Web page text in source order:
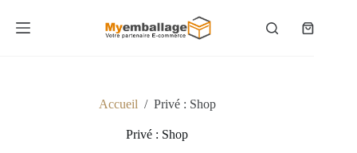
contenu
Panier
Accueil / Privé : Shop
Privé : Shop